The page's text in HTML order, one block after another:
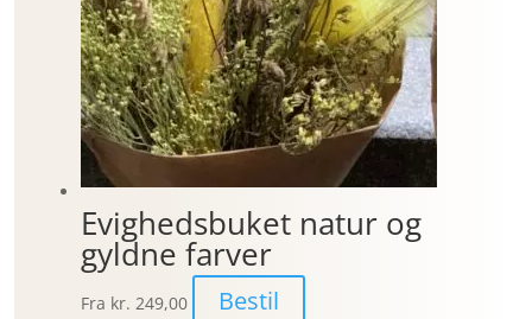
Evighedsbuket natur og
gyldne farver
Fra kr. 249,00 Bestil